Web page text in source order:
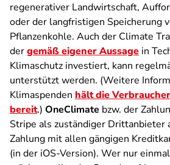
regenerativer Landwirtschaft,
oder der langfristigen Speicherung
Pflanzenkohle. Auch der Climate
dergemäß eigener Aussage in
Klimaschutz investiert, kann
unterstützt werden. (Weitere
Klimaspenden hält die
bereit.) OneClimate bzw. der
Stripe als zuständiger Drittanbieter
Zahlung mit allen gängigen
(in der iOS-Version). Wer nur